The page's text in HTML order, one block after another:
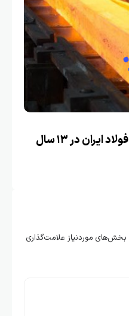
روند صعودی تولید شمش فولاد ایران در ۱۳ سال
بخش‌های موردنیاز علامت‌گذاری